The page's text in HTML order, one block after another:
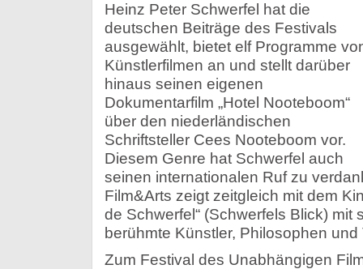
Heinz Peter Schwerfel hat die
deutschen Beiträge des Festivals
ausgewählt, bietet elf Programme
Künstlerfilmen an und stellt darüber
hinaus seinen eigenen
Dokumentarfilm „Hotel Nooteboom“
über den niederländischen
Schriftsteller Cees Nooteboom vor.
Diesem Genre hat Schwerfel auch
seinen internationalen Ruf zu
Film&Arts zeigt zeitgleich mit dem
de Schwerfel“ (Schwerfels Blick) mit
berühmte Künstler, Philosophen
Zum Festival des Unabhängigen